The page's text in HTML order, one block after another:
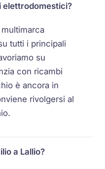
elettrodomestici?
tutti i principali
su
con ricambi
è ancora in
rivolgersi al
a Lallio?